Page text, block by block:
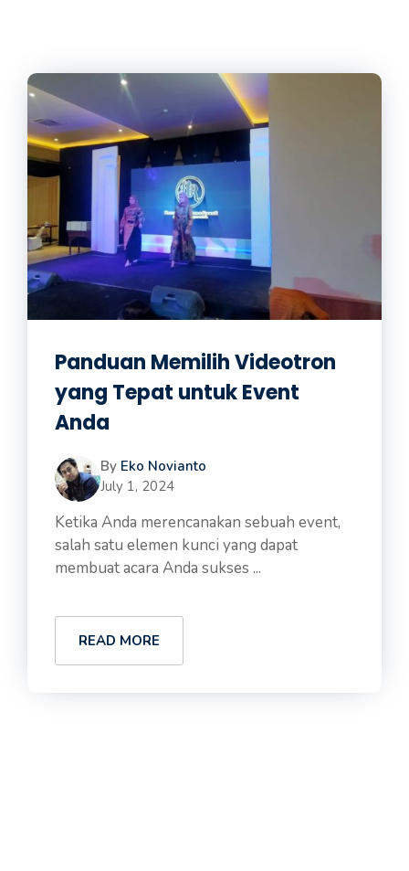
Panduan Memilih Videotron
yang Tepat untuk Event
Anda
By Eko Novianto
July 1, 2024
Ketika Anda merencanakan sebuah event,
salah satu elemen kunci yang dapat
membuat acara Anda sukses ...
READ MORE